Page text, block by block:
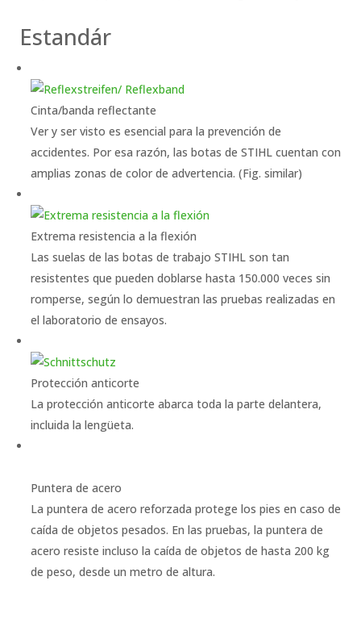
Estandár
Cinta/banda reflectante
Ver y ser visto es esencial para la prevención de
accidentes. Por esa razón, las botas de STIHL cuentan con
amplias zonas de color de advertencia. (Fig. similar)
Extrema resistencia a la flexión
Las suelas de las botas de trabajo STIHL son tan
resistentes que pueden doblarse hasta 150.000 veces sin
romperse, según lo demuestran las pruebas realizadas en
el laboratorio de ensayos.
Protección anticorte
La protección anticorte abarca toda la parte delantera,
incluida la lengüeta.
Puntera de acero
La puntera de acero reforzada protege los pies en caso de
caída de objetos pesados. En las pruebas, la puntera de
acero resiste incluso la caída de objetos de hasta 200 kg
de peso, desde un metro de altura.